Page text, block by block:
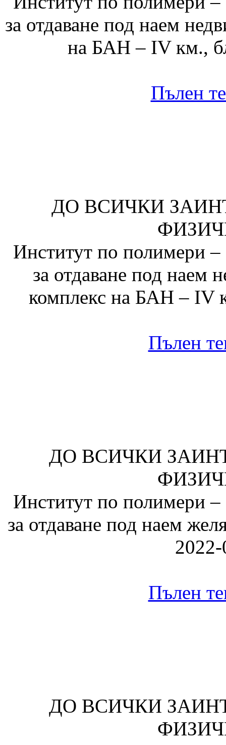
за отдаване под наем
на БАН – IV км.,
Пълен
ДО ВСИЧКИ
Институт по полимери
за отдаване под
комплекс на БАН – IV
Пълен
ДО ВСИЧКИ
Институт по полимери
за отдаване под наем
Пълен
ДО ВСИЧКИ